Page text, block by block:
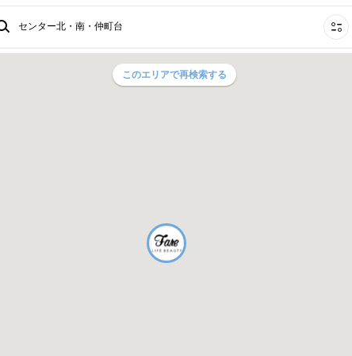
センター北・南・仲町台
このエリアで再検索する